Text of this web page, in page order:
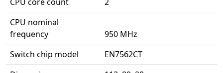
CPU nominal
frequency
950 MHz
Switch chip model
EN7562CT